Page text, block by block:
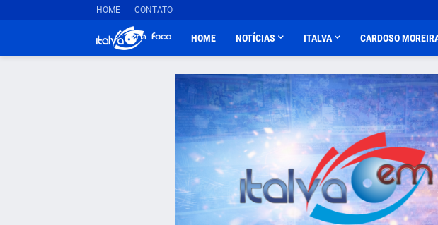
HOME CONTATO
HOME NOTÍCIAS ITALVA CARDOSO